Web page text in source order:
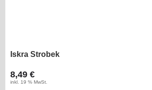
Iskra Strobek
8,49 €
inkl. 19 % MwSt.